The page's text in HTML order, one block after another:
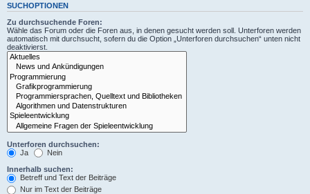
SUCHOPTIONEN
Zu durchsuchende Foren:
Wähle das Forum oder die Foren aus, in denen gesucht werden soll. Unterforen werden
automatisch mit durchsucht, sofern du die Option „Unterforen durchsuchen“ unten nicht
deaktivierst.
Unterforen durchsuchen:
Ja
Nein
Innerhalb suchen:
Betreff und Text der Beiträge
Nur im Text der Beiträge